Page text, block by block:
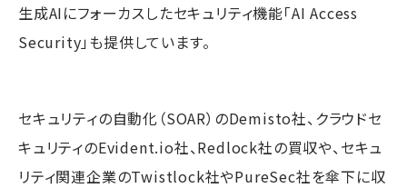
生成AIにフォーカスしたセキュリティ機能「AI Access
Security」も提供しています。
セキュリティの自動化（SOAR）のDemisto社、クラウドセ
キュリティのEvident.io社、Redlock社の買収や、セキュ
リティ関連企業のTwistlock社やPureSec社を傘下に収